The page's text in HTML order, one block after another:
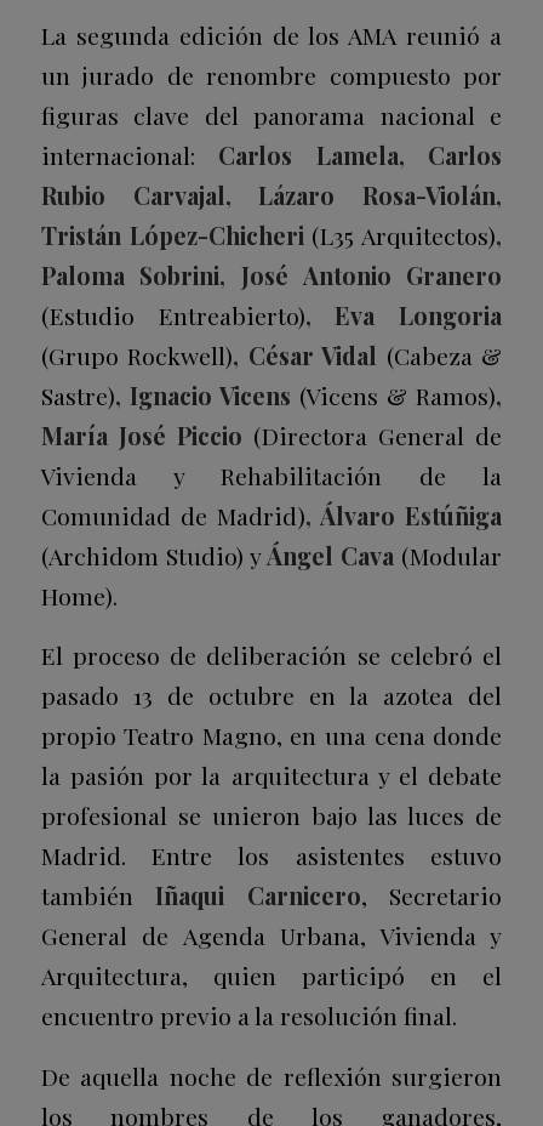
La segunda edición de los AMA reunió a
un jurado de renombre compuesto por
figuras clave del panorama nacional e
internacional: Carlos Lamela, Carlos
Rubio Carvajal, Lázaro Rosa-Violán,
Tristán López-Chicheri (L35 Arquitectos),
Paloma Sobrini, José Antonio Granero
(Estudio Entreabierto), Eva Longoria
(Grupo Rockwell), César Vidal (Cabeza &
Sastre), Ignacio Vicens (Vicens & Ramos),
María José Piccio (Directora General de
Vivienda y Rehabilitación de la
Comunidad de Madrid), Álvaro Estúñiga
(Archidom Studio) yÁngel Cava (Modular
Home).
El proceso de deliberación se celebró el
pasado 13 de octubre en la azotea del
propio Teatro Magno, en una cena donde
la pasión por la arquitectura y el debate
profesional se unieron bajo las luces de
Madrid. Entre los asistentes estuvo
también Iñaqui Carnicero, Secretario
General de Agenda Urbana, Vivienda y
Arquitectura, quien participó en el
encuentro previo a la resolución final.
De aquella noche de reflexión surgieron
los nombres de los ganadores,